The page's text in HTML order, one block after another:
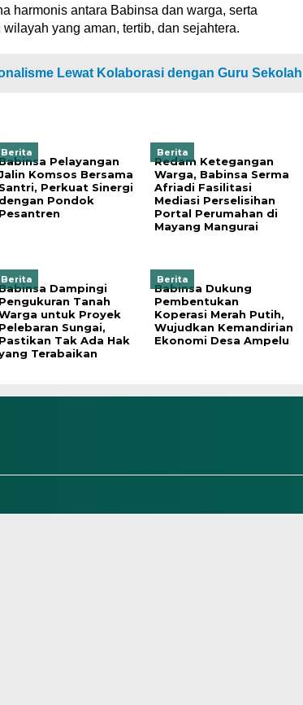
harmonis antara Babinsa dan warga, serta
yang aman, tertib, dan sejahtera.
Lewat Kolaborasi dengan Guru Sekolah
Berita
Pelayangan
Komsos Bersama
Santri, Perkuat Sinergi
dengan Pondok
Pesantren
Berita
Redam Ketegangan
Warga, Babinsa Serma
Afriadi Fasilitasi
Mediasi Perselisihan
Portal Perumahan di
Mayang Mangurai
Berita
Dampingi
Pengukuran Tanah
untuk Proyek
Pelebaran Sungai,
Pastikan Tak Ada Hak
Terabaikan
Berita
Babinsa Dukung
Pembentukan
Koperasi Merah Putih,
Wujudkan Kemandirian
Ekonomi Desa Ampelu